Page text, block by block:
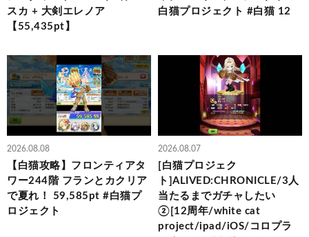
スカ + 大剣エレノア
【55,435pt】
白猫プロジェクト #白猫 12
2026.08.08
【白猫攻略】フロンティアタ
ワー244階 フランとカクリア
で夏れ！ 59,585pt #白猫プ
ロジェクト
2026.08.07
[白猫プロジェク
ト]ALIVED:CHRONICLE/3人
当たるまでガチャしたい
②[12周年/white cat
project/ipad/iOS/コロプラ